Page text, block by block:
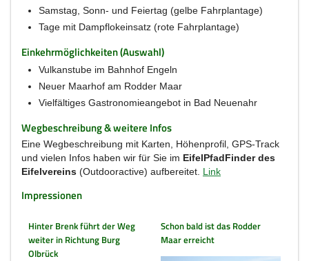
Samstag, Sonn- und Feiertag (gelbe Fahrplantage)
Tage mit Dampflokeinsatz (rote Fahrplantage)
Einkehrmöglichkeiten (Auswahl)
Vulkanstube im Bahnhof Engeln
Neuer Maarhof am Rodder Maar
Vielfältiges Gastronomieangebot in Bad Neuenahr
Wegbeschreibung & weitere Infos
Eine Wegbeschreibung mit Karten, Höhenprofil, GPS-Track
und vielen Infos haben wir für Sie im EifelPfadFinder des
Eifelvereins (Outdooractive) aufbereitet. Link
Impressionen
Hinter Brenk führt der Weg
weiter in Richtung Burg
Olbrück
Schon bald ist das Rodder
Maar erreicht